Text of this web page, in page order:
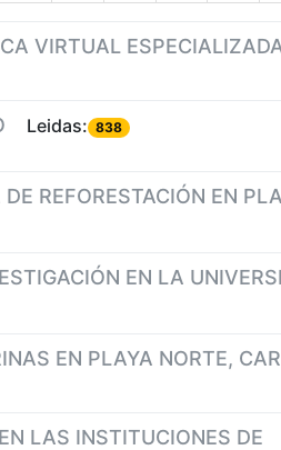
VIRTUAL
Leidas: 838
REFORESTACIÓN EN
EN LA
EN PLAYA NORTE,
LAS INSTITUCIONES DE